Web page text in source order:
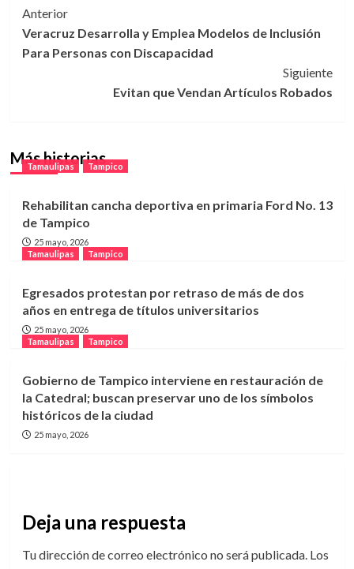
Navegación
de
entradas
Anterior
Veracruz Desarrolla y Emplea Modelos de Inclusión
Para Personas con Discapacidad
Siguiente
Evitan que Vendan Artículos Robados
Más historias
Tamaulipas Tampico
Rehabilitan cancha deportiva en primaria Ford No. 13
de Tampico
25 mayo, 2026
Tamaulipas
Tampico
Egresados protestan por retraso de más de dos
años en entrega de títulos universitarios
25 mayo, 2026
Tamaulipas
Tampico
Gobierno de Tampico interviene en restauración de
la Catedral; buscan preservar uno de los símbolos
históricos de la ciudad
25 mayo, 2026
Deja una respuesta
Tu dirección de correo electrónico no será publicada. Los